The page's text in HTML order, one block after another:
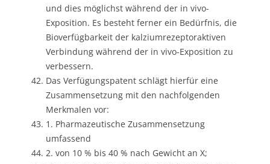
und dies möglichst während der in vivo-
Exposition. Es besteht ferner ein Bedürfnis, die
Bioverfügbarkeit der kalziumrezeptoraktiven
Verbindung während der in vivo-Exposition zu
verbessern.
Das Verfügungspatent schlägt hierfür eine
Zusammensetzung mit den nachfolgenden
Merkmalen vor:
1. Pharmazeutische Zusammensetzung
umfassend
2. von 10 % bis 40 % nach Gewicht an X;